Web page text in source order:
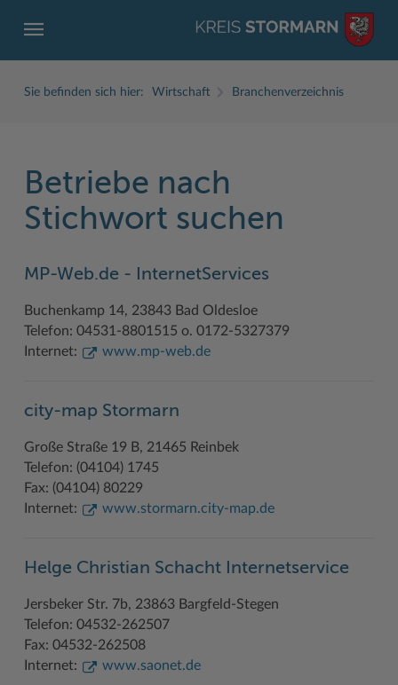
Ämter, Einrichtungen
Bürgerportal Stormarn ↗
Führerscheine
Geodatenportale (Kreiskarte)
Kfz-Zulassung
Kontakt / Öffnungszeiten
Lebenslagen
Publikationen
Amtliche Bekanntmachungen
Ausschreibungen
Baustellen in Stormarn
Fotoarchiv
Hitzeschutz
Klimaanpassungskonzept
Kreistag Sitzungskalender
Pressemeldungen
Fachbereiche
Interessantes in und aus Stormarn
Kreis Stormarn Porträt
Kreispräsident
Kreistag und Ausschüsse
Kreistag Sitzungskalender
Kreisverwaltung
Stabsbereiche
Ausbildung beim Kreis Stormarn
Der Kreis als Arbeitgeber
Ihre Bewerbung
Offene Stellen
Praktika und FSJ
Weiterbildung beim Kreis Stormarn
Wen wir suchen
Beruf und Familie im Hansebelt
Branchenverzeichnis
EG-Dienstleistungsrichtlinie (EG-DLRL)
Klimaschutz beim Kreis Stormarn
Projekt e-Gewerbe
Stormarner Bündnis für bezahlbares Wohnen
Wirtschafts- und Aufbaugesellschaft Stormarn
BahnRadWege
Frei- und Hallenbäder
Herrenhäuser
Kulturelle Einrichtungen
Museen
Naturschutzgebiete
Radwandern
Termine und Veranstaltungen
Sie befinden sich hier: Wirtschaft Branchenverzeichnis
Betriebe nach
Stichwort suchen
MP-Web.de - InternetServices
Buchenkamp 14, 23843 Bad Oldesloe
Telefon: 04531-8801515 o. 0172-5327379
Internet:
www.mp-web.de
city-map Stormarn
Große Straße 19 B, 21465 Reinbek
Telefon: (04104) 1745
Fax: (04104) 80229
Internet:
www.stormarn.city-map.de
Helge Christian Schacht Internetservice
Jersbeker Str. 7b, 23863 Bargfeld-Stegen
Telefon: 04532-262507
Fax: 04532-262508
Internet:
www.saonet.de